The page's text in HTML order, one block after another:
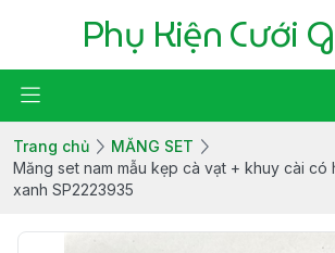
Phụ Kiện Cưới
Trang chủ
MĂNG SET
Măng set nam mẫu kẹp cà vạt + khuy cài có
xanh SP2223935